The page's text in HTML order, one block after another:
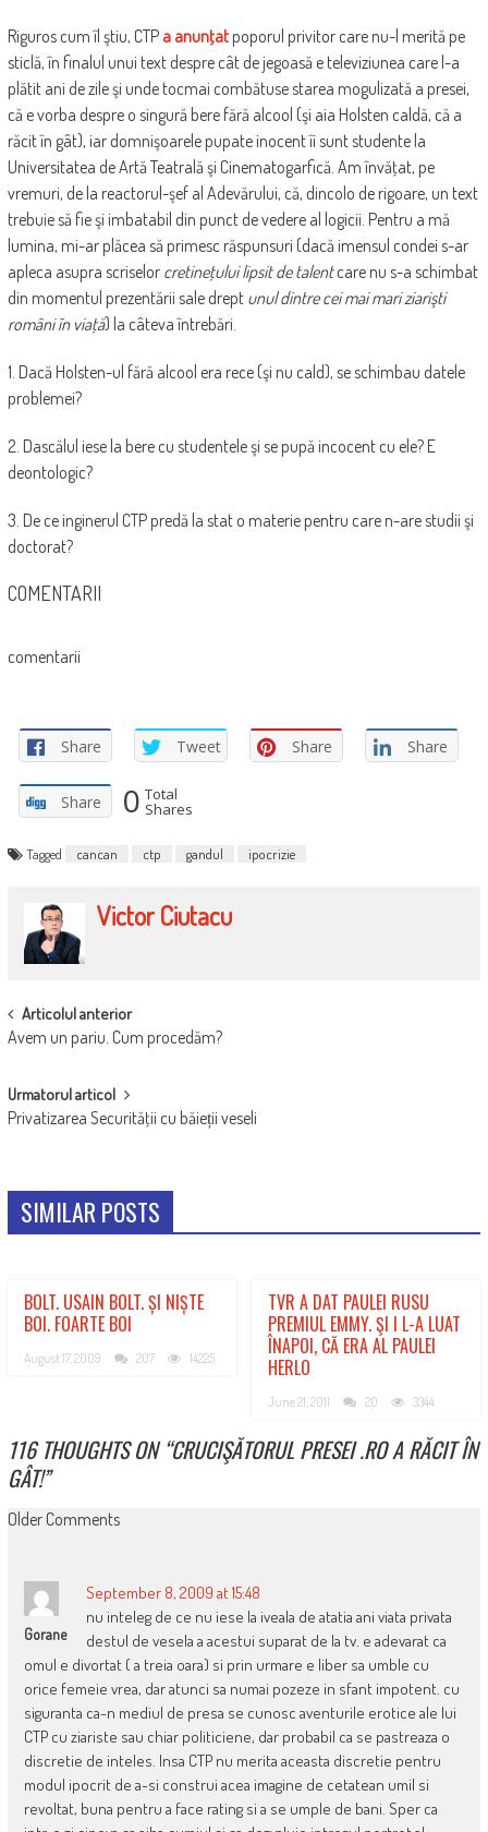
Riguros cum îl ştiu, CTP a anunţatpoporul privitor care nu-l merită pe
sticlă, în finalul unui text despre cât de jegoasă e televiziunea care l-a
plătit ani de zile şi unde tocmai combătuse starea mogulizată a presei,
că e vorba despre o singură bere fără alcool (şi aia Holsten caldă, că a
răcit în gât), iar domnişoarele pupate inocent îi sunt studente la
Universitatea de Artă Teatrală şi Cinematogarfică. Am învăţat, pe
vremuri, de la reactorul-şef al Adevărului, că, dincolo de rigoare, un text
trebuie să fie şi imbatabil din punct de vedere al logicii. Pentru a mă
lumina, mi-ar plăcea să primesc răspunsuri (dacă imensul condei s-ar
apleca asupra scriselor cretineţului lipsit de talentcare nu s-a schimbat
din momentul prezentării sale drept unul dintre cei mai mari ziarişti
români în viaţă) la câteva întrebări.
1. Dacă Holsten-ul fără alcool era rece (şi nu cald), se schimbau datele
problemei?
2. Dascălul iese la bere cu studentele şi se pupă incocent cu ele? E
deontologic?
3. De ce inginerul CTP predă la stat o materie pentru care n-are studii şi
doctorat?
COMENTARII
comentarii
Share Tweet Share Share
Share 0 Total
Shares
Tagged cancan ctp gandul ipocrizie
Victor Ciutacu
POST
NAVIGATION
Articolul anterior
Avem un pariu. Cum procedăm?
Urmatorul articol
Privatizarea Securităţii cu băieții veseli
SIMILAR POSTS
BOLT. USAIN BOLT. ȘI NIȘTE
BOI. FOARTE BOI
August 17, 2009 207 14225
TVR A DAT PAULEI RUSU
PREMIUL EMMY. ŞI I L-A LUAT
ÎNAPOI, CĂ ERA AL PAULEI
HERLO
June 21, 2011 20 3344
116 THOUGHTS ON “CRUCIŞĂTORUL PRESEI .RO A RĂCIT ÎN
GÂT!”
COMMENT
Older Comments
Gorane
September 8, 2009 at 15:48
nu inteleg de ce nu iese la iveala de atatia ani viata privata
destul de vesela a acestui suparat de la tv. e adevarat ca
omul e divortat ( a treia oara) si prin urmare e liber sa umble cu
orice femeie vrea, dar atunci sa numai pozeze in sfant impotent. cu
siguranta ca-n mediul de presa se cunosc aventurile erotice ale lui
CTP cu ziariste sau chiar politiciene, dar probabil ca se pastreaza o
discretie de inteles. Insa CTP nu merita aceasta discretie pentru
modul ipocrit de a-si construi acea imagine de cetatean umil si
revoltat, buna pentru a face rating si a se umple de bani. Sper ca